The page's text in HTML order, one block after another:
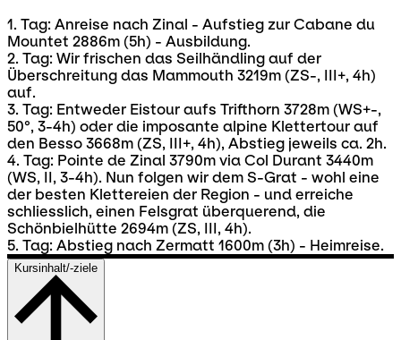
1. Tag: Anreise nach Zinal - Aufstieg zur Cabane du
Mountet 2886m (5h) - Ausbildung.
2. Tag: Wir frischen das Seilhändling auf der
Überschreitung das Mammouth 3219m (ZS-, III+, 4h)
auf.
3. Tag: Entweder Eistour aufs Trifthorn 3728m (WS+-,
50°, 3-4h) oder die imposante alpine Klettertour auf
den Besso 3668m (ZS, III+, 4h), Abstieg jeweils ca. 2h.
4. Tag: Pointe de Zinal 3790m via Col Durant 3440m
(WS, II, 3-4h). Nun folgen wir dem S-Grat - wohl eine
der besten Klettereien der Region - und erreiche
schliesslich, einen Felsgrat überquerend, die
Schönbielhütte 2694m (ZS, III, 4h).
5. Tag: Abstieg nach Zermatt 1600m (3h) - Heimreise.
Kursinhalt/-ziele